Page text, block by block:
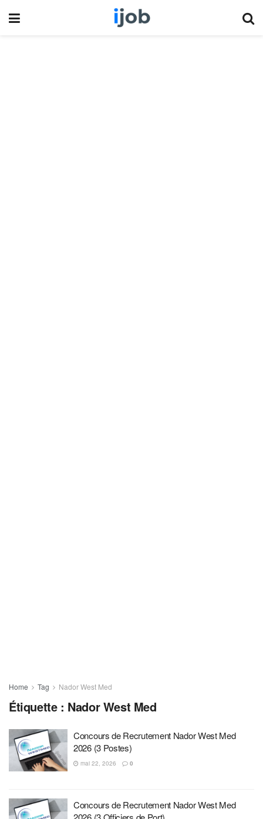
Home Tag Nador West Med
Étiquette : Nador West Med
Concours de Recrutement Nador West Med
2026 (3 Postes)
mai 22, 2026 0
Concours de Recrutement Nador West Med